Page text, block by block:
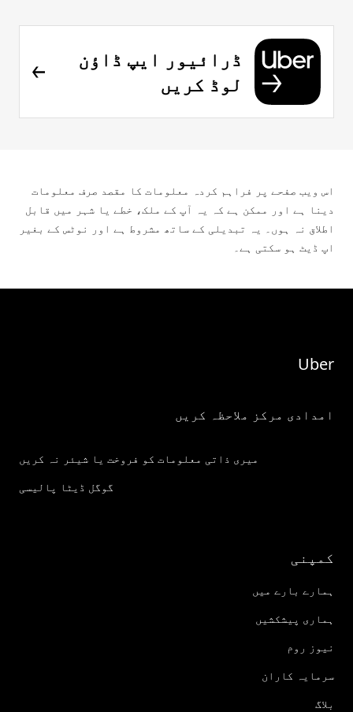
ڈرائیور ایپ ڈاؤن
لوڈ کریں
اس ویب صفحے پر فراہم کردہ معلومات کا مقصد صرف معلومات
دینا ہے اور ممکن ہے کہ یہ آپ کے ملک، خطے یا شہر میں قابل
اطلاق نہ ہوں۔ یہ تبدیلی کے ساتھ مشروط ہے اور نوٹس کے بغیر
اپ ڈيٹ ہو سکتی ہے۔
Uber
امدادی مرکز ملاحظہ کریں
میری ذاتی معلومات کو فروخت یا شیئر نہ کریں
گوگل ڈیٹا پالیسی
کمپنی
ہمارے بارے میں
ہماری پیشکشیں
نیوز روم
سرمایہ کاران
بلاگ